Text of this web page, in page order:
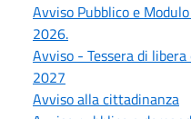
Avviso Pubblico e
2026.
Avviso - Tessera di
2027
Avviso alla cittadinanza